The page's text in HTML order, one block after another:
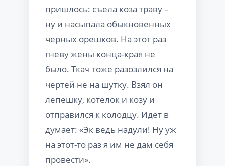
пришлось: съела коза траву –
ну и насыпала обыкновенных
черных орешков. На этот раз
гневу жены конца-края не
было. Ткач тоже разозлился на
чертей не на шутку. Взял он
лепешку, котелок и козу и
отправился к колодцу. Идет в
думает: «Эк ведь надули! Ну уж
на этот-то раз я им не дам себя
провести».